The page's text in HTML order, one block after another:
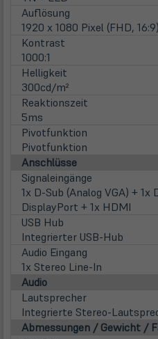
Auflösung
1920 x 1080 Pixel (FHD, 16:9)
Kontrast
1000:1
Helligkeit
300cd/m²
Reaktionszeit
5ms
Pivotfunktion
Pivotfunktion
Anschlüsse
Signaleingänge
1x D-Sub (Analog VGA) + 1x
DisplayPort + 1x HDMI
USB Hub
Integrierter USB-Hub
Audio Eingang
1x Stereo Line-In
Audio
Lautsprecher
Integrierte Stereo-
Abmessungen / Gewicht /